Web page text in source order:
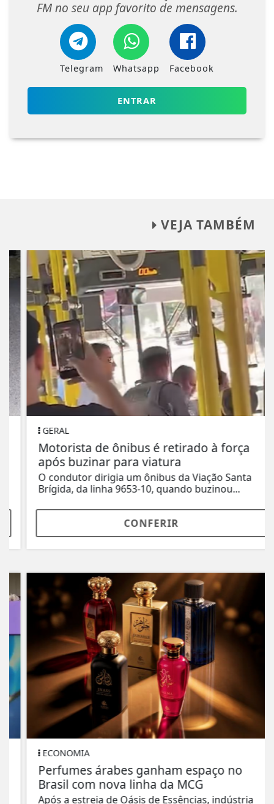
FM no seu app favorito de mensagens.
Telegram Whatsapp Facebook
ENTRAR
VEJA TAMBÉM
GERAL
Motorista de ônibus é retirado à força
após buzinar para viatura
O condutor dirigia um ônibus da Viação Santa
Brígida, da linha 9653-10, quando buzinou...
CONFERIR
ECONOMIA
Perfumes árabes ganham espaço no
Brasil com nova linha da MCG
Após a estreia de Oásis de Essências, indústria